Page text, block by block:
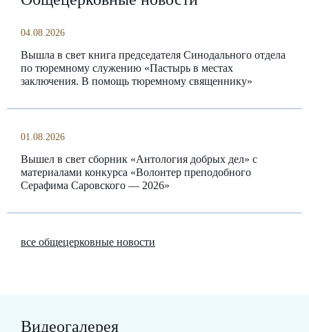
04.08.2026
Вышла в свет книга председателя Синодального отдела
по тюремному служению «Пастырь в местах
заключения. В помощь тюремному священнику»
01.08.2026
Вышел в свет сборник «Антология добрых дел» с
материалами конкурса «Волонтер преподобного
Серафима Саровского — 2026»
все общецерковные новости
Видеогалерея